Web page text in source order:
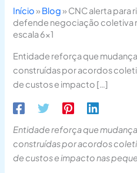
Início» Blog» CNC alerta para
defende negociação coletiva
escala 6×1
Entidade reforça que
construídas por acordos
de custos e impacto […]
Entidade reforça que
construídas por acordos
de custos e impacto nas